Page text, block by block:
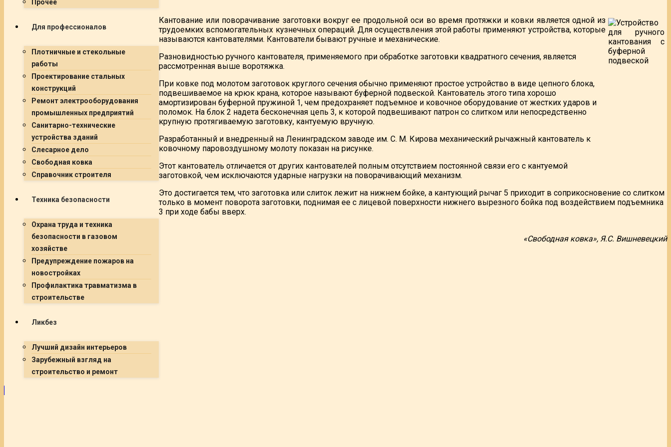
Прочее
Для профессионалов
Плотничные и стекольные
работы
Проектирование стальных
конструкций
Ремонт электрооборудования
промышленных предприятий
Санитарно-технические
устройства зданий
Слесарное дело
Свободная ковка
Справочник строителя
Техника безопасности
Охрана труда и техника
безопасности в газовом
хозяйстве
Предупреждение пожаров на
новостройках
Профилактика травматизма в
строительстве
Ликбез
Лучший дизайн интерьеров
Зарубежный взгляд на
строительство и ремонт
Кантование или поворачивание заготовки вокруг ее продольной оси во время протяжки и ковки является одной из
трудоемких вспомогательных кузнечных операций. Для осуществления этой работы применяют устройства, которые
называются кантователями. Кантователи бывают ручные и механические.
Разновидностью ручного кантователя, применяемого при обработке заготовки квадратного сечения, является
рассмотренная выше воротяжка.
При ковке под молотом заготовок круглого сечения обычно применяют простое устройство в виде цепного блока,
подвешиваемое на крюк крана, которое называют буферной подвеской. Кантователь этого типа хорошо
амортизирован буферной пружиной 1, чем предохраняет подъемное и ковочное оборудование от жестких ударов и
поломок. На блок 2 надета бесконечная цепь 3, к которой подвешивают патрон со слитком или непосредственно
крупную протягиваемую заготовку, кантуемую вручную.
Разработанный и внедренный на Ленинградском заводе им. С. М. Кирова механический рычажный кантователь к
ковочному паровоздушному молоту показан на рисунке.
Этот кантователь отличается от других кантователей полным отсутствием постоянной связи его с кантуемой
заготовкой, чем исключаются ударные нагрузки на поворачивающий механизм.
Это достигается тем, что заготовка или слиток лежит на нижнем бойке, а кантующий рычаг 5 приходит в соприкосновение со слитком
только в момент поворота заготовки, поднимая ее с лицевой поверхности нижнего вырезного бойка под воздействием подъемника
3 при ходе бабы вверх.
«Свободная ковка», Я.С. Вишневецкий